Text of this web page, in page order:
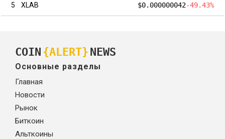
5
XLAB $0.000000042-49.43%
COIN {ALERT} NEWS
Основные разделы
Главная
Новости
Рынок
Биткоин
Альткоины